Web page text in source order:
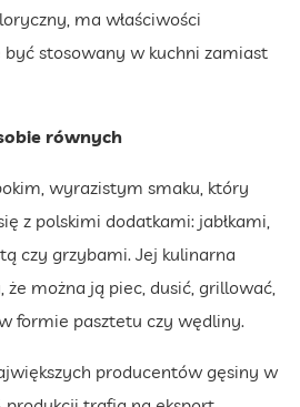
ma właściwości
stosowany w kuchni zamiast
równych
wyrazistym smaku, który
z polskimi dodatkami: jabłkami,
czy grzybami. Jej kulinarna
można ją piec, dusić, grillować,
formie pasztetu czy wędliny.
producentów gęsiny w